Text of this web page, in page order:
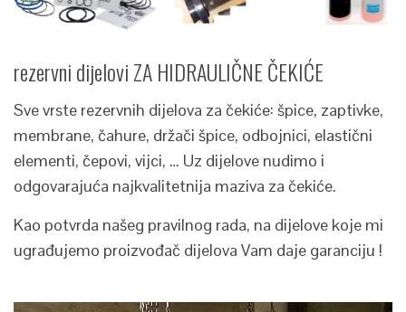
rezervni dijelovi ZA HIDRAULIČNE ČEKIĆE
Sve vrste rezervnih dijelova za čekiće: špice, zaptivke,
membrane, čahure, držači špice, odbojnici, elastični
elementi, čepovi, vijci, … Uz dijelove nudimo i
odgovarajuća najkvalitetnija maziva za čekiće.
Kao potvrda našeg pravilnog rada, na dijelove koje mi
ugrađujemo proizvođač dijelova Vam daje garanciju !